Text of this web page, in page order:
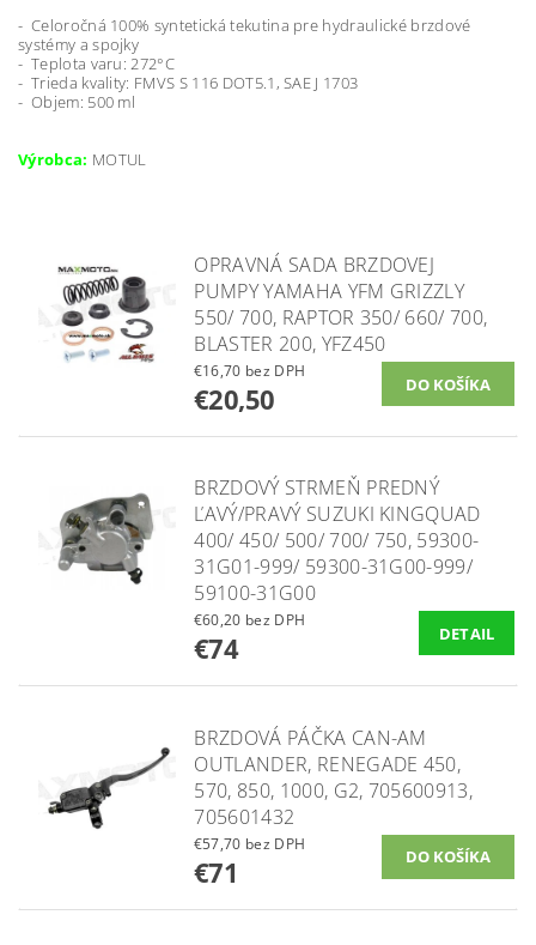
- Celoročná 100% syntetická tekutina pre hydraulické brzdové
systémy a spojky
- Teplota varu: 272°C
- Trieda kvality: FMVS S 116 DOT5.1, SAE J 1703
- Objem: 500 ml
Výrobca: MOTUL
OPRAVNÁ SADA BRZDOVEJ
PUMPY YAMAHA YFM GRIZZLY
550/ 700, RAPTOR 350/ 660/ 700,
BLASTER 200, YFZ450
€16,70 bez DPH
€20,50
BRZDOVÝ STRMEŇ PREDNÝ
ĽAVÝ/PRAVÝ SUZUKI KINGQUAD
400/ 450/ 500/ 700/ 750, 59300-
31G01-999/ 59300-31G00-999/
59100-31G00
€60,20 bez DPH
€74 DETAIL
BRZDOVÁ PÁČKA CAN-AM
OUTLANDER, RENEGADE 450,
570, 850, 1000, G2, 705600913,
705601432
€57,70 bez DPH
€71